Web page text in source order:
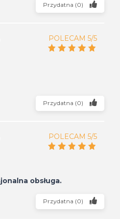
Przydatna (0)
POLECAM 5/5
Przydatna (0)
POLECAM 5/5
obsługa.
Przydatna (0)